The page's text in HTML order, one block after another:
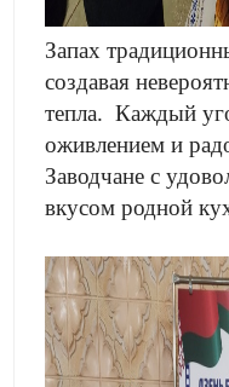
Запах
создавая
тепла. Каждый
оживлением и
Заводчане с
вкусом родной